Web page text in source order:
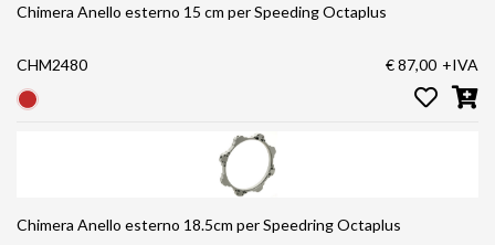
Chimera Anello esterno 15 cm per Speeding Octaplus
CHM2480 € 87,00 +IVA
Chimera Anello esterno 18.5cm per Speedring Octaplus